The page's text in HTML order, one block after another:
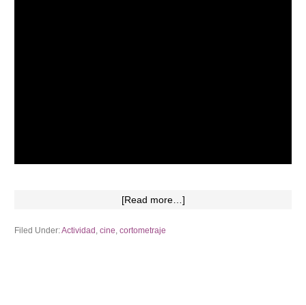
[Read more…]
Filed Under:Actividad ,cine,cortometraje